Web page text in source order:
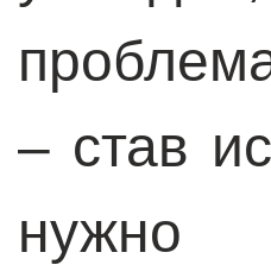
– став
нужно